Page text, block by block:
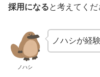
採用になると考えてくだ
ノハシ
ノハシが経